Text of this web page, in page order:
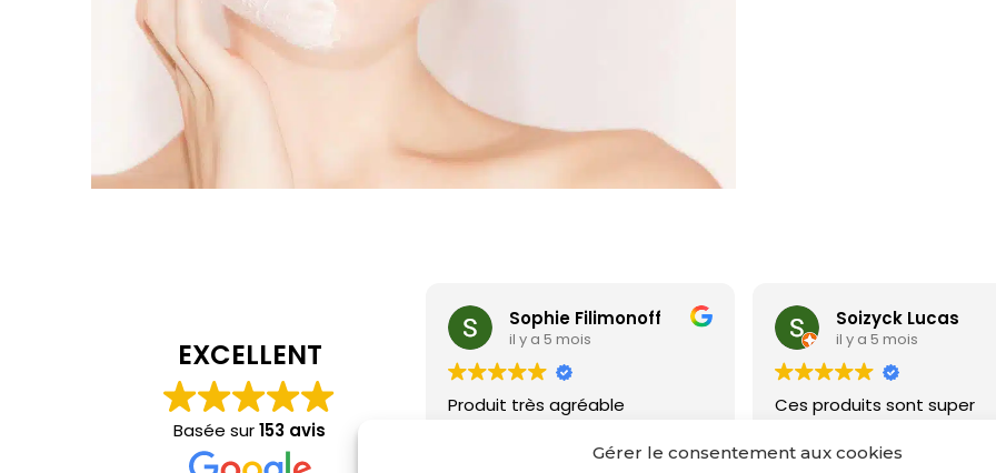
Gérer le consentement aux cookies
EXCELLENT
Basée sur153 avis
Sophie Filimonoff
il y a 5 mois
Produit très agréable
Soizyck Lucas
il y a 5 mois
Ces produits sont super